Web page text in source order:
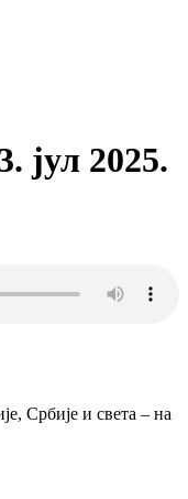
јул 2025.
Србије и света – на